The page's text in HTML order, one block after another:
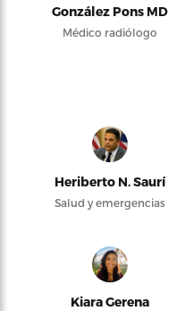
González Pons MD
Médico radiólogo
Heriberto N. Saurí
Salud y emergencias
Kiara Gerena